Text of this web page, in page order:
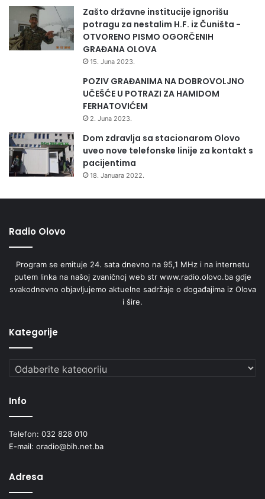
Zašto državne institucije ignorišu
potragu za nestalim H.F. iz Čuništa -
OTVORENO PISMO OGORČENIH
GRAĐANA OLOVA
15. Juna 2023.
POZIV GRAĐANIMA NA DOBROVOLJNO
UČEŠĆE U POTRAZI ZA HAMIDOM
FERHATOVIĆEM
2. Juna 2023.
Dom zdravlja sa stacionarom Olovo
uveo nove telefonske linije za kontakt s
pacijentima
18. Januara 2022.
Radio Olovo
Program se emituje 24. sata dnevno na 95,1 MHz i na internetu
putem linka na našoj zvaničnoj web str www.radio.olovo.ba gdje
svakodnevno objavljujemo aktuelne sadržaje o događajima iz Olova
i šire.
Kategorije
Kategorije
Info
Telefon: 032 828 010
E-mail: oradio@bih.net.ba
Adresa